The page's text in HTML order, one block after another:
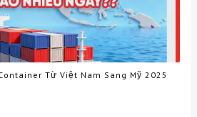
Từ Việt Nam Sang Mỹ 2025